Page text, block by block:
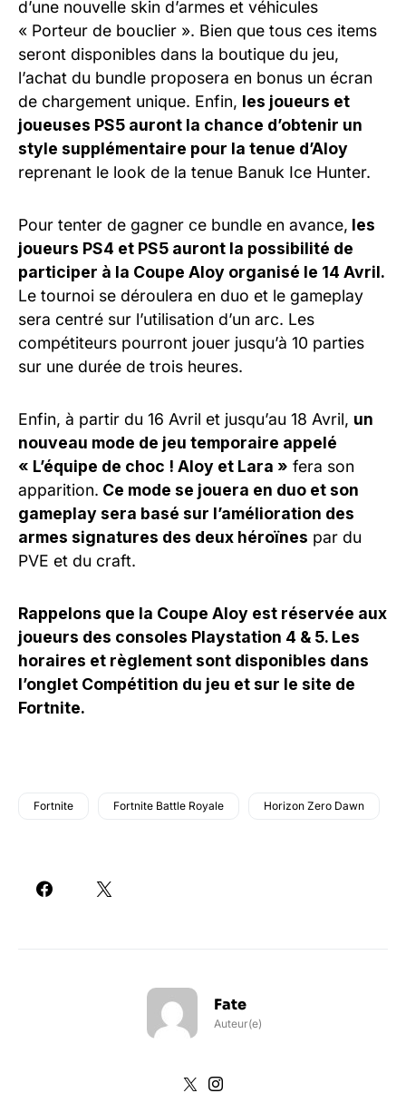
d’une nouvelle skin d’armes et véhicules
« Porteur de bouclier ». Bien que tous ces items
seront disponibles dans la boutique du jeu,
l’achat du bundle proposera en bonus un écran
de chargement unique. Enfin, les joueurs et
joueuses PS5 auront la chance d’obtenir un
style supplémentaire pour la tenue d’Aloy
reprenant le look de la tenue Banuk Ice Hunter.
Pour tenter de gagner ce bundle en avance, les
joueurs PS4 et PS5 auront la possibilité de
participer à la Coupe Aloy organisé le 14 Avril.
Le tournoi se déroulera en duo et le gameplay
sera centré sur l’utilisation d’un arc. Les
compétiteurs pourront jouer jusqu’à 10 parties
sur une durée de trois heures.
Enfin, à partir du 16 Avril et jusqu’au 18 Avril, un
nouveau mode de jeu temporaire appelé
« L’équipe de choc ! Aloy et Lara » fera son
apparition. Ce mode se jouera en duo et son
gameplay sera basé sur l’amélioration des
armes signatures des deux héroïnes par du
PVE et du craft.
Rappelons que la Coupe Aloy est réservée aux
joueurs des consoles Playstation 4 & 5. Les
horaires et règlement sont disponibles dans
l’onglet Compétition du jeu et sur le site de
Fortnite.
Fortnite Fortnite Battle Royale Horizon Zero Dawn
Fate
Auteur(e)